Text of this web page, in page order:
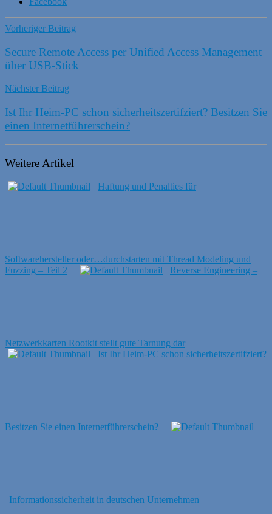
Vorheriger Beitrag
Secure Remote Access per Unified Access Management
über USB-Stick
Nächster Beitrag
Ist Ihr Heim-PC schon sicherheitszertifziert? Besitzen Sie
einen Internetführerschein?
Weitere Artikel
Haftung und Penalties für
Softwarehersteller oder…durchstarten mit Thread Modeling und
Fuzzing – Teil 2
Reverse Engineering –
Netzwerkkarten Rootkit stellt gute Tarnung dar
Ist Ihr Heim-PC schon sicherheitszertifziert?
Besitzen Sie einen Internetführerschein?
Informationssicherheit in deutschen Unternehmen